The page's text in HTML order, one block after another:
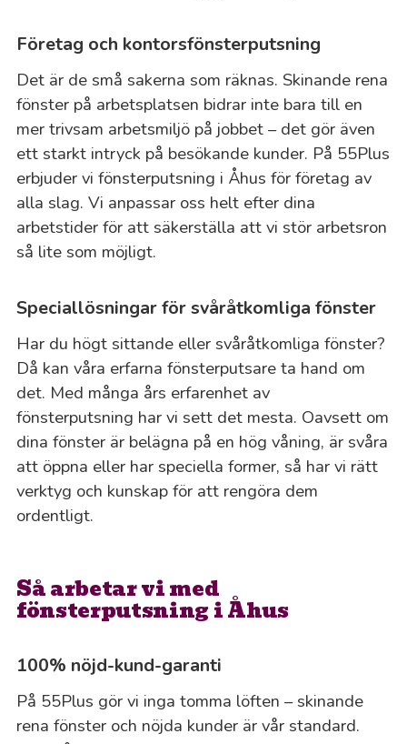
Företag och kontorsfönsterputsning
Det är de små sakerna som räknas. Skinande rena
fönster på arbetsplatsen bidrar inte bara till en
mer trivsam arbetsmiljö på jobbet – det gör även
ett starkt intryck på besökande kunder. På 55Plus
erbjuder vi fönsterputsning i Åhus för företag av
alla slag. Vi anpassar oss helt efter dina
arbetstider för att säkerställa att vi stör arbetsron
så lite som möjligt.
Speciallösningar för svåråtkomliga fönster
Har du högt sittande eller svåråtkomliga fönster?
Då kan våra erfarna fönsterputsare ta hand om
det. Med många års erfarenhet av
fönsterputsning har vi sett det mesta. Oavsett om
dina fönster är belägna på en hög våning, är svåra
att öppna eller har speciella former, så har vi rätt
verktyg och kunskap för att rengöra dem
ordentligt.
Så arbetar vi med
fönsterputsning i Åhus
100% nöjd-kund-garanti
På 55Plus gör vi inga tomma löften – skinande
rena fönster och nöjda kunder är vår standard.